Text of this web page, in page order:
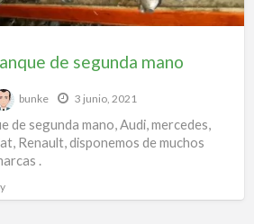
de segunda mano
bunke 3 junio, 2021
de segunda mano, Audi, mercedes,
Renault, disponemos de muchos
.